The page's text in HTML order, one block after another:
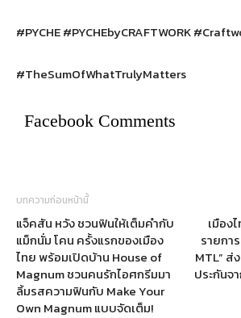
#PYCHE #PYCHEbyCRAFTWORK
#TheSumOfWhatTrulyMatters
Facebook Comments
บทความก่อนหน้านี้
แจ็คสัน หวัง ชวนฟินให้เต็มคำกับ
แม็กนั่ม โคน ครั้งแรกของเมือง
ไทย พร้อมเปิดบ้าน House of
Magnum ชวนคนรักไอศกรีมมา
ลิ้มรสความฟินกับ Make Your
Own Magnum แบบจัดเต็ม!
เมือง
รายกา
MTL” ส่
ประกันจ